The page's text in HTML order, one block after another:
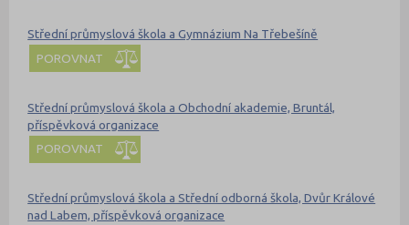
Střední průmyslová škola a Gymnázium Na Třebešíně
POROVNAT
Střední průmyslová škola a Obchodní akademie, Bruntál,
příspěvková organizace
POROVNAT
Střední průmyslová škola a Střední odborná škola, Dvůr Králové
nad Labem, příspěvková organizace